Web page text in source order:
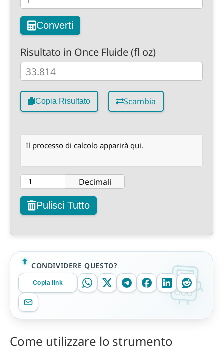
Converti
Risultato in Once Fluide (fl oz)
Copia Risultato Scambia
Il processo di calcolo apparirà qui.
Decimali
Pulisci Tutto
CONDIVIDERE QUESTO?
Copia link
Come utilizzare lo strumento